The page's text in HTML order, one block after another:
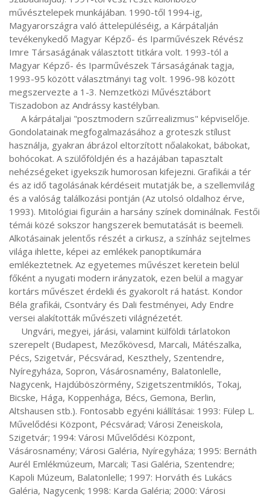
művésztelepek munkájában. 1990-től 1994-ig,
Magyarországra való áttelepüléséig, a Kárpátalján
tevékenykedő Magyar Képző- és Iparművészek Révész
Imre Társaságának választott titkára volt. 1993-tól a
Magyar Képző- és Iparművészek Társaságának tagja,
1993-95 között választmányi tag volt. 1996-98 között
megszervezte a 1-3. Nemzetközi Művésztábort
Tiszadobon az Andrássy kastélyban.
Gondolatainak megfogalmazásához a groteszk stílust
használja, gyakran ábrázol eltorzított nőalakokat, bábokat,
bohócokat. A szülőföldjén és a hazájában tapasztalt
nehézségeket igyekszik humorosan kifejezni. Grafikái a tér
és az idő tagolásának kérdéseit mutatják be, a szellemvilág
és a valóság találkozási pontján (Az utolsó oldalhoz érve,
1993). Mitológiai figuráin a harsány színek dominálnak. Festői
témái közé sokszor hangszerek bemutatását is beemeli.
Alkotásainak jelentős részét a cirkusz, a színház sejtelmes
világa ihlette, képei az emlékek panoptikumára
emlékeztetnek. Az egyetemes művészet keretein belül
főként a nyugati modern irányzatok, ezen belül a magyar
kortárs művészet érdekli és gyakorolt rá hatást. Kondor
Béla grafikái, Csontváry és Dali festményei, Ady Endre
versei alakították művészeti világnézetét.
szerepelt (Budapest, Mezőkövesd, Marcali, Mátészalka,
Pécs, Szigetvár, Pécsvárad, Keszthely, Szentendre,
Nyíregyháza, Sopron, Vásárosnamény, Balatonlelle,
Nagycenk, Hajdúböszörmény, Szigetszentmiklós, Tokaj,
Bicske, Hága, Koppenhága, Bécs, Gemona, Berlin,
Altshausen stb.). Fontosabb egyéni kiállításai: 1993: Fülep L.
Művelődési Központ, Pécsvárad; Városi Zeneiskola,
Szigetvár; 1994: Városi Művelődési Központ,
Vásárosnamény; Városi Galéria, Nyíregyháza; 1995: Bernáth
Aurél Emlékmúzeum, Marcali; Tasi Galéria, Szentendre;
Kapoli Múzeum, Balatonlelle; 1997: Horváth és Lukács
Galéria, Nagycenk; 1998: Karda Galéria; 2000: Városi